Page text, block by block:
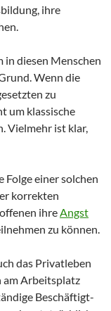
ihre
in diesen Menschen
Wenn die
zu
um klassische
Vielmehr ist klar,
einer solchen
korrekten
ihreAngst
zu können.
das Privatleben
am Arbeitsplatz
Beschäftigt-